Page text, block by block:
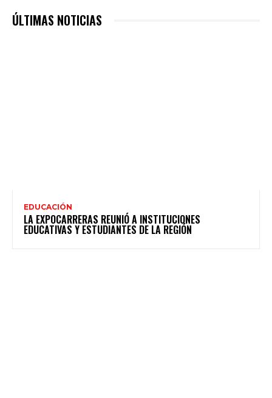
ÚLTIMAS NOTICIAS
EDUCACIÓN
LA EXPOCARRERAS REUNIÓ A INSTITUCIONES
EDUCATIVAS Y ESTUDIANTES DE LA REGIÓN